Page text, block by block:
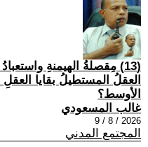
(13) مِقصلةُ الهيمنةِ
العقلُ المستطيلُ بقايا
الأوسط؟
غالب المسعودي
2026 / 8 / 9
المجتمع المدني